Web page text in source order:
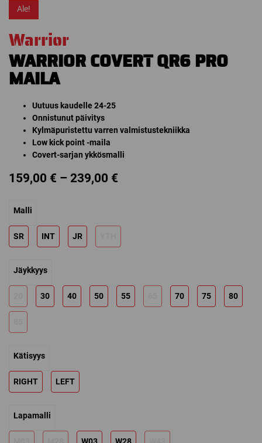
Ale!
Warrior
WARRIOR COVERT QR6 PRO
MAILA
Uutuus kaudelle 24-25
Onnistunut päivitys
Kylmäpuristettu varren valmistustekniikka
Low kick point -maila
Covert-sarjan ykkösmalli
159,00 € – 239,00 €
through
239,00 €
Malli
SR INT JR
Jäykkyys
30 40 50 55 70 75 80
Kätisyys
RIGHT LEFT
Lapamalli
W03 W28